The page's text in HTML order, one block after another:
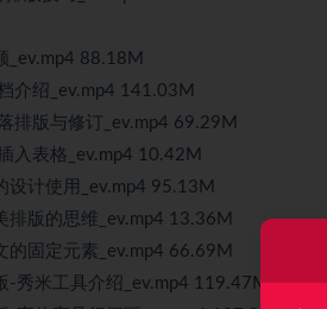
_ev.mp4 88.18M
介绍_ev.mp4 141.03M
排版与修订_ev.mp4 69.29M
入表格_ev.mp4 10.42M
设计使用_ev.mp4 95.13M
排版的思维_ev.mp4 13.36M
的固定元素_ev.mp4 66.69M
-秀米工具介绍_ev.mp4 119.47M